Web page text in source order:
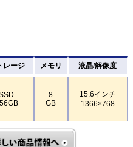
レージ メモリ 液晶/解像度
8
GB
15.6インチ
1366×768